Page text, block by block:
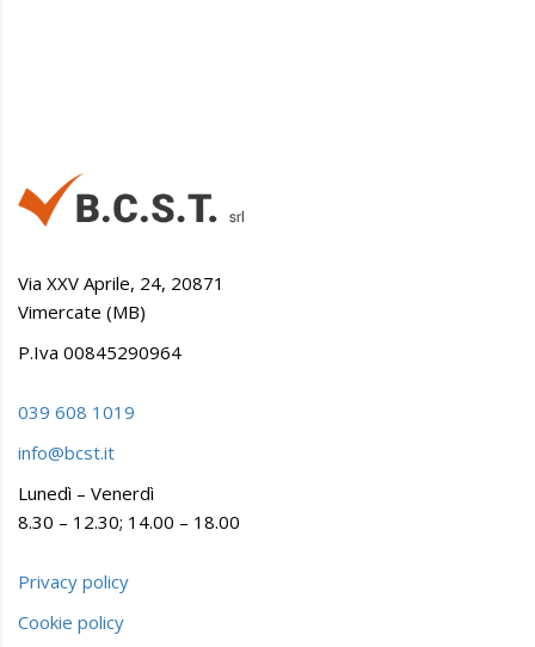
Via XXV Aprile, 24, 20871
Vimercate (MB)
P.Iva 00845290964
039 608 1019
info@bcst.it
Lunedì – Venerdì
8.30 – 12.30; 14.00 – 18.00
Privacy policy
Cookie policy